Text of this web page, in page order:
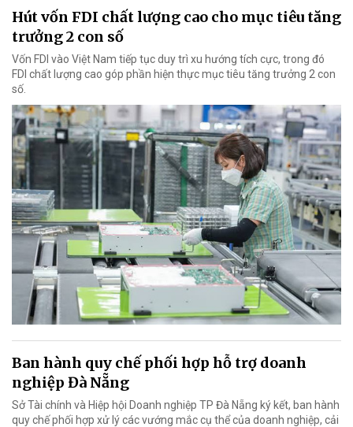
Hút vốn FDI chất lượng cao cho mục tiêu tăng
trưởng 2 con số
Vốn FDI vào Việt Nam tiếp tục duy trì xu hướng tích cực, trong đó
FDI chất lượng cao góp phần hiện thực mục tiêu tăng trưởng 2 con
số.
Ban hành quy chế phối hợp hỗ trợ doanh
nghiệp Đà Nẵng
Sở Tài chính và Hiệp hội Doanh nghiệp TP Đà Nẵng ký kết, ban hành
quy chế phối hợp xử lý các vướng mắc cụ thể của doanh nghiệp, cải